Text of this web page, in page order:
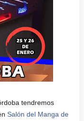
tendremos
Salón del Manga de